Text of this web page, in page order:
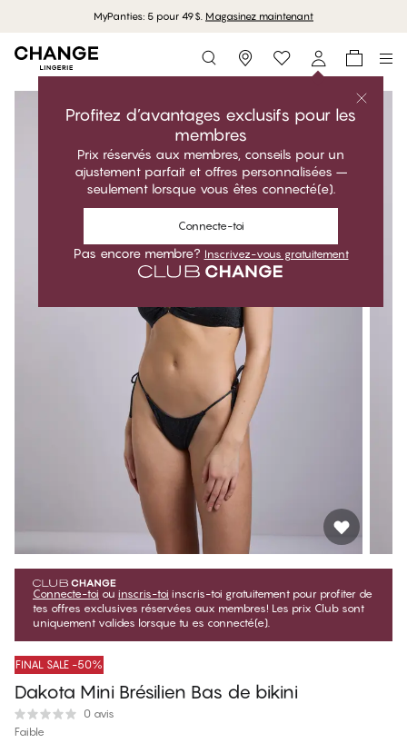
MyPanties: 5 pour 49$. Magasinez maintenant
Storefinder
Profitez d’avantages exclusifs pour les
membres
Prix réservés aux membres, conseils pour un
ajustement parfait et offres personnalisées –
seulement lorsque vous êtes connecté(e).
Connecte-toi
Pas encore membre? Inscrivez-vous gratuitement
Connecte-toi ou inscris-toi inscris-toi gratuitement pour profiter de
tes offres exclusives réservées aux membres! Les prix Club sont
uniquement valides lorsque tu es connecté(e).
FINAL SALE -50%
Dakota Mini Brésilien Bas de bikini
0 avis
Faible